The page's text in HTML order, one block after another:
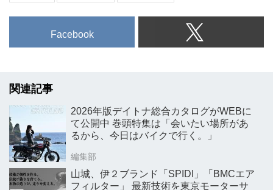
Facebook
関連記事
2026年版デイトナ総合カタログがWEBに
て公開中 巻頭特集は「会いたい場所があ
るから、今日はバイクで行く。」
編集部
山城、伊２ブランド「SPIDI」「BMCエア
フィルター」 最新技術を東京モーターサ